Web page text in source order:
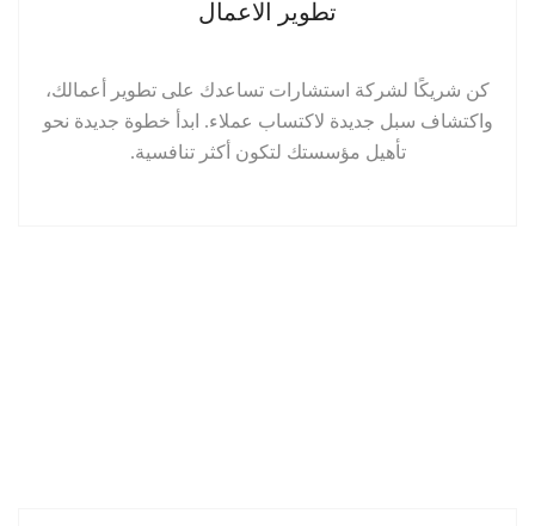
تطوير الاعمال
كن شريكًا لشركة استشارات تساعدك على تطوير أعمالك،
واكتشاف سبل جديدة لاكتساب عملاء. ابدأ خطوة جديدة نحو
تأهيل مؤسستك لتكون أكثر تنافسية.